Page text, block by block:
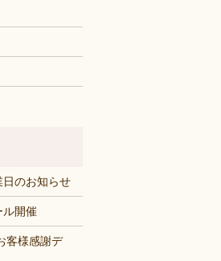
日のお知らせ
ル開催
客様感謝デ